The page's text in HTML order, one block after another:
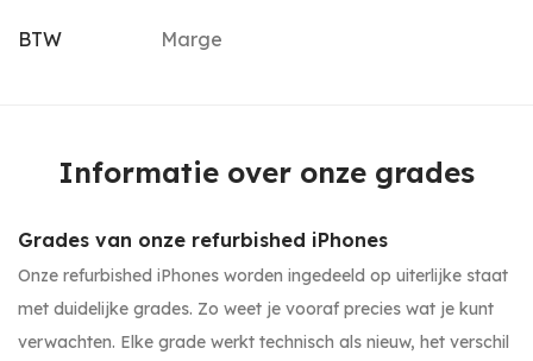
BTW Marge
Informatie over onze grades
Grades van onze refurbished iPhones
Onze refurbished iPhones worden ingedeeld op uiterlijke staat
met duidelijke grades. Zo weet je vooraf precies wat je kunt
verwachten. Elke grade werkt technisch als nieuw, het verschil